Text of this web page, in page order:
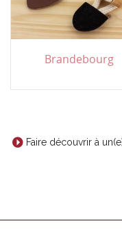
Brandebourg
Faire découvrir à